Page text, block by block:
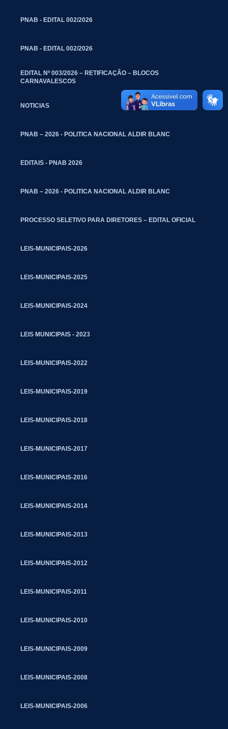
PNAB - EDITAL 002/2026
PNAB - EDITAL 002/2026
EDITAL Nº 003/2026 – RETIFICAÇÃO – BLOCOS
CARNAVALESCOS
NOTICIAS
PNAB – 2026 - POLITICA NACIONAL ALDIR BLANC
EDITAIS - PNAB 2026
PNAB – 2026 - POLITICA NACIONAL ALDIR BLANC
PROCESSO SELETIVO PARA DIRETORES – EDITAL OFICIAL
LEIS-MUNICIPAIS-2026
LEIS-MUNICIPAIS-2025
LEIS-MUNICIPAIS-2024
LEIS MUNICIPAIS - 2023
LEIS-MUNICIPAIS-2022
LEIS-MUNICIPAIS-2019
LEIS-MUNICIPAIS-2018
LEIS-MUNICIPAIS-2017
LEIS-MUNICIPAIS-2016
LEIS-MUNICIPAIS-2014
LEIS-MUNICIPAIS-2013
LEIS-MUNICIPAIS-2012
LEIS-MUNICIPAIS-2011
LEIS-MUNICIPAIS-2010
LEIS-MUNICIPAIS-2009
LEIS-MUNICIPAIS-2008
LEIS-MUNICIPAIS-2006